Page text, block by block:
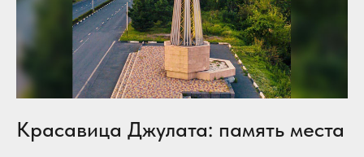
Красавица Джулата: память места